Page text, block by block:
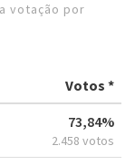
votação por
Votos *
73,84%
2.458 votos